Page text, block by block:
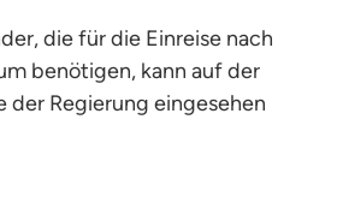
die für die Einreise nach
benötigen, kann auf der
der Regierung eingesehen